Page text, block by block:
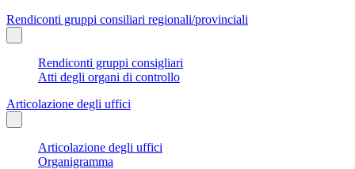
Rendiconti gruppi consiliari regionali/provinciali
Rendiconti gruppi consigliari
Atti degli organi di controllo
Articolazione degli uffici
Articolazione degli uffici
Organigramma